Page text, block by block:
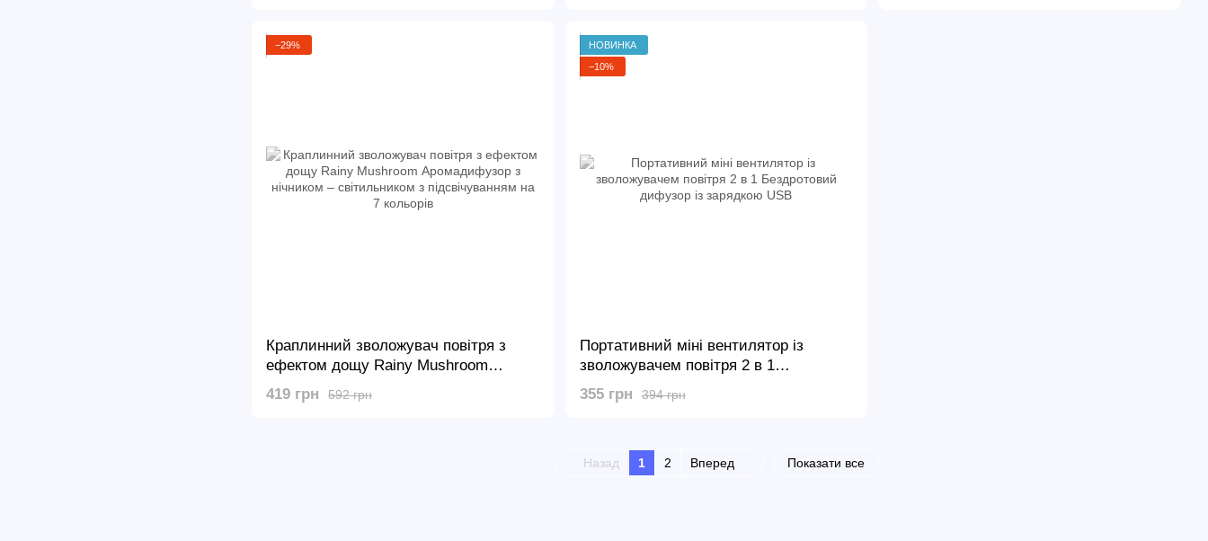
−29%
Краплинний зволожувач повітря з
ефектом дощу Rainy Mushroom
Аромадифузор з нічником –
світильником з підсвічуванням на 7
592 грн
419 грн
НОВИНКА
−10%
Портативний міні вентилятор із
зволожувачем повітря 2 в 1
Бездротовий дифузор із зарядкою
USB
394 грн
355 грн
Назад 1 2 Вперед Показати все